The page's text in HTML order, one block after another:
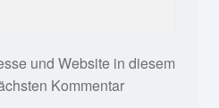
und Website in diesem
Kommentar